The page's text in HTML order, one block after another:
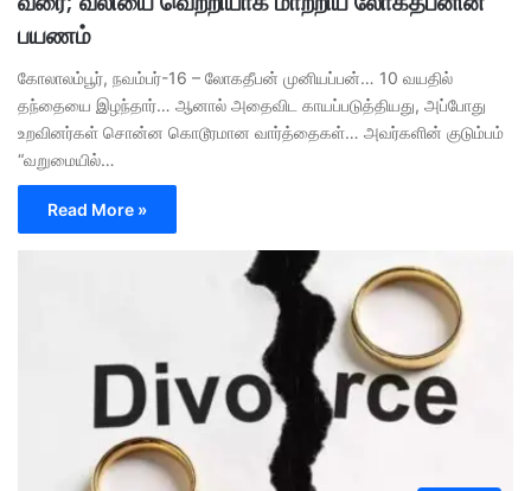
பயணம்
கோலாலம்பூர், நவம்பர்-16 – லோகதீபன் முனியப்பன்… 10 வயதில்
தந்தையை இழந்தார்… ஆனால் அதைவிட காயப்படுத்தியது, அப்போது
உறவினர்கள் சொன்ன கொடூரமான வார்த்தைகள்… அவர்களின் குடும்பம்
“வறுமையில்…
Read More »